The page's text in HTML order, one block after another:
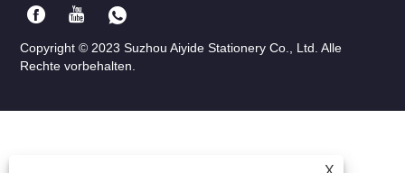
Copyright © 2023 Suzhou Aiyide Stationery Co., Ltd. Alle
Rechte vorbehalten.